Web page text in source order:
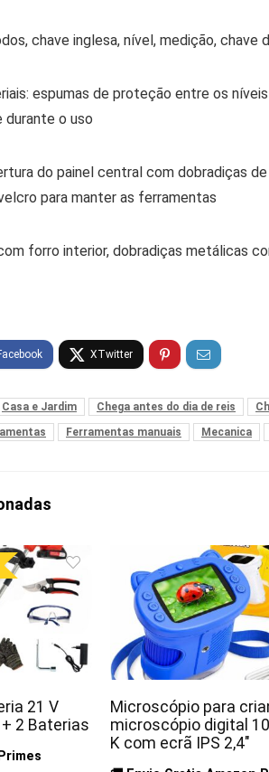
chave inglesa, nível, medição,
espumas de proteção entre os
durante o uso
do painel central com dobradiças
para manter as ferramentas
forro interior, dobradiças metálicas
Casa e Jardim Chega antes do dia de reis
Ferramentas manuais Mecanica
21 V
2 Baterias
Microscópio para
microscópio digital
K com ecrã IPS 2,4″